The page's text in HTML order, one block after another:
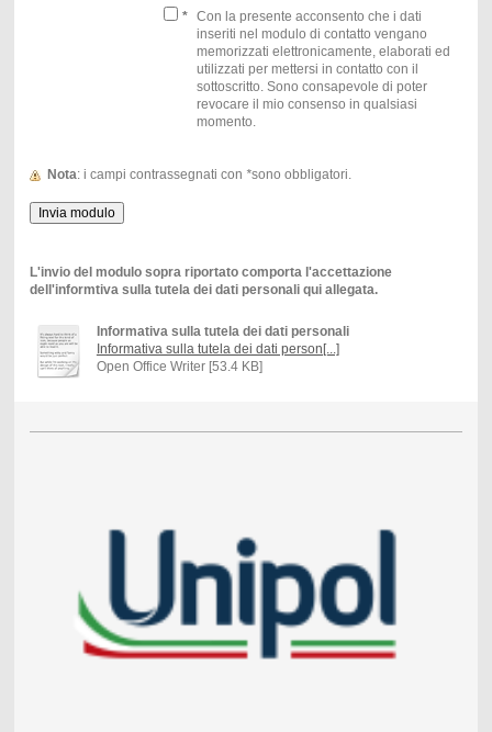
* Con la presente acconsento che i dati
inseriti nel modulo di contatto vengano
memorizzati elettronicamente, elaborati ed
utilizzati per mettersi in contatto con il
sottoscritto. Sono consapevole di poter
revocare il mio consenso in qualsiasi
momento.
Nota : i campi contrassegnati con *sono obbligatori.
L'invio del modulo sopra riportato comporta l'accettazione
dell'informtiva sulla tutela dei dati personali qui allegata.
Informativa sulla tutela dei dati personali
Informativa sulla tutela dei dati person[...]
Open Office Writer [53.4 KB]